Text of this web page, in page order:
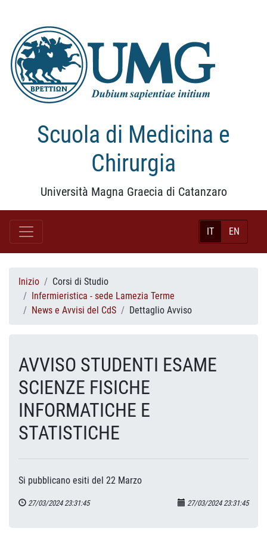
Scuola di Medicina e
Chirurgia
Università Magna Graecia di Catanzaro
IT EN
Inizio
Corsi di Studio
Infermieristica - sede Lamezia Terme
News e Avvisi del CdS
Dettaglio Avviso
AVVISO STUDENTI ESAME
SCIENZE FISICHE
INFORMATICHE E
STATISTICHE
Si pubblicano esiti del 22 Marzo
27/03/2024 23:31:45 27/03/2024 23:31:45